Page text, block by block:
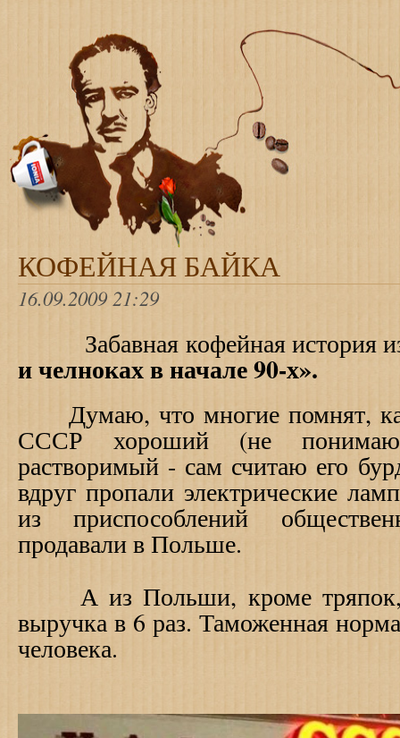
КОФЕЙНАЯ БАЙКА
16.09.2009 21:29
Забавная кофейная история
и челноках в начале 90-х».
Думаю, что многие помнят,
СССР хороший (не
растворимый - сам считаю его
вдруг пропали электрические
из приспособлений
продавали в Польше.
А из Польши, кроме тряпок,
выручка в 6 раз. Таможенная
человека.